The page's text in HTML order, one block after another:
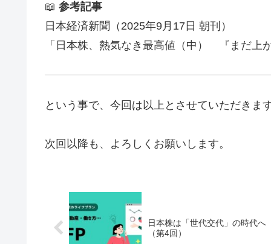
📖 参考記事
日本経済新聞（2025年9月17日 朝刊）
「日本株、熱気なき最高値（中） 『まだ上
という事で、今回は以上とさせていただきま
次回以降も、よろしくお願いします。
日本株は「世代交代」の時代へ
（第4回）